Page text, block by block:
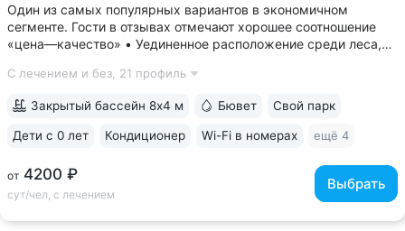
Один из самых популярных вариантов в экономичном
сегменте. Гости в отзывах отмечают хорошее соотношение
«цена—качество» • Уединенное расположение среди леса,
заповедника 6 га с цветущими деревьями, беседками,
С лечением и без, 21 профиль
от 4200 ₽
сут/чел, с лечением
Выбрать
Закрытый бассейн 8х4 м Бювет Свой парк
Дети с 0 лет Кондиционер Wi-Fi в номерах ещё 4